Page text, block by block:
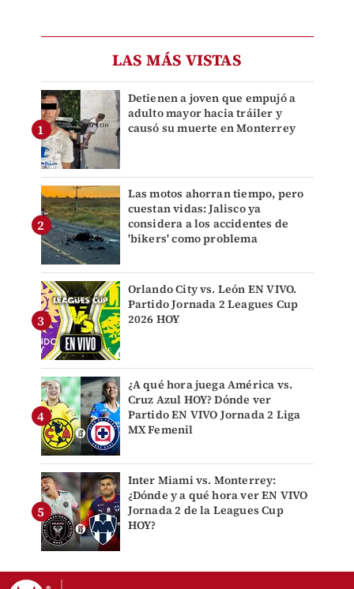
LAS MÁS VISTAS
Detienen a joven que empujó a
adulto mayor hacia tráiler y
causó su muerte en Monterrey
Las motos ahorran tiempo, pero
cuestan vidas: Jalisco ya
considera a los accidentes de
'bikers' como problema
Orlando City vs. León EN VIVO.
Partido Jornada 2 Leagues Cup
2026 HOY
¿A qué hora juega América vs.
Cruz Azul HOY? Dónde ver
Partido EN VIVO Jornada 2 Liga
MX Femenil
Inter Miami vs. Monterrey:
¿Dónde y a qué hora ver EN VIVO
Jornada 2 de la Leagues Cup
HOY?